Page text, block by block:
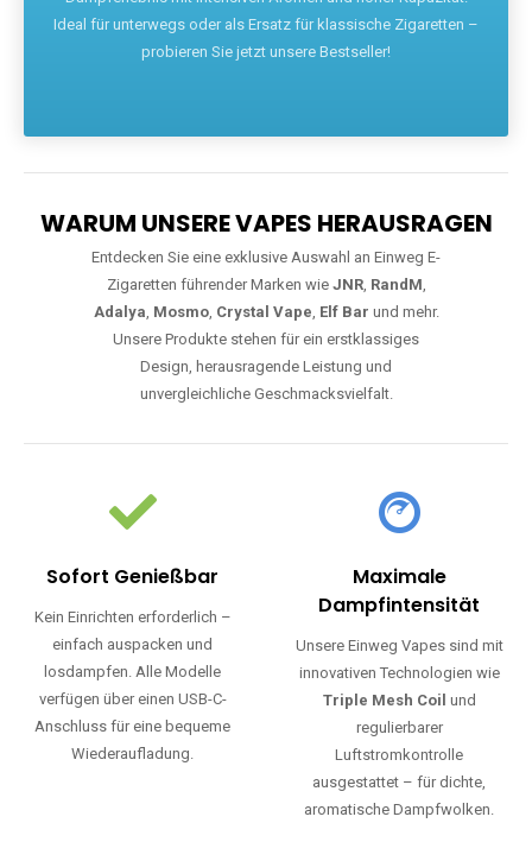
Ideal für unterwegs oder als Ersatz für klassische Zigaretten –
probieren Sie jetzt unsere Bestseller!
WARUM UNSERE VAPES HERAUSRAGEN
Entdecken Sie eine exklusive Auswahl an Einweg E-
Zigaretten führender Marken wie JNR, RandM,
Adalya, Mosmo, Crystal Vape, Elf Bar und mehr.
Unsere Produkte stehen für ein erstklassiges
Design, herausragende Leistung und
unvergleichliche Geschmacksvielfalt.
Sofort Genießbar
Kein Einrichten erforderlich –
einfach auspacken und
losdampfen. Alle Modelle
verfügen über einen USB-C-
Anschluss für eine bequeme
Wiederaufladung.
Maximale
Dampfintensität
Unsere Einweg Vapes sind mit
innovativen Technologien wie
Triple Mesh Coil und
regulierbarer
Luftstromkontrolle
ausgestattet – für dichte,
aromatische Dampfwolken.